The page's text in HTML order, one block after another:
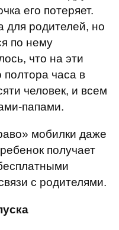
его потеряет.
родителей, но
по нему
что на эти
полтора часа в
человек, и всем
папами.
мобилки даже
получает
с родителями.